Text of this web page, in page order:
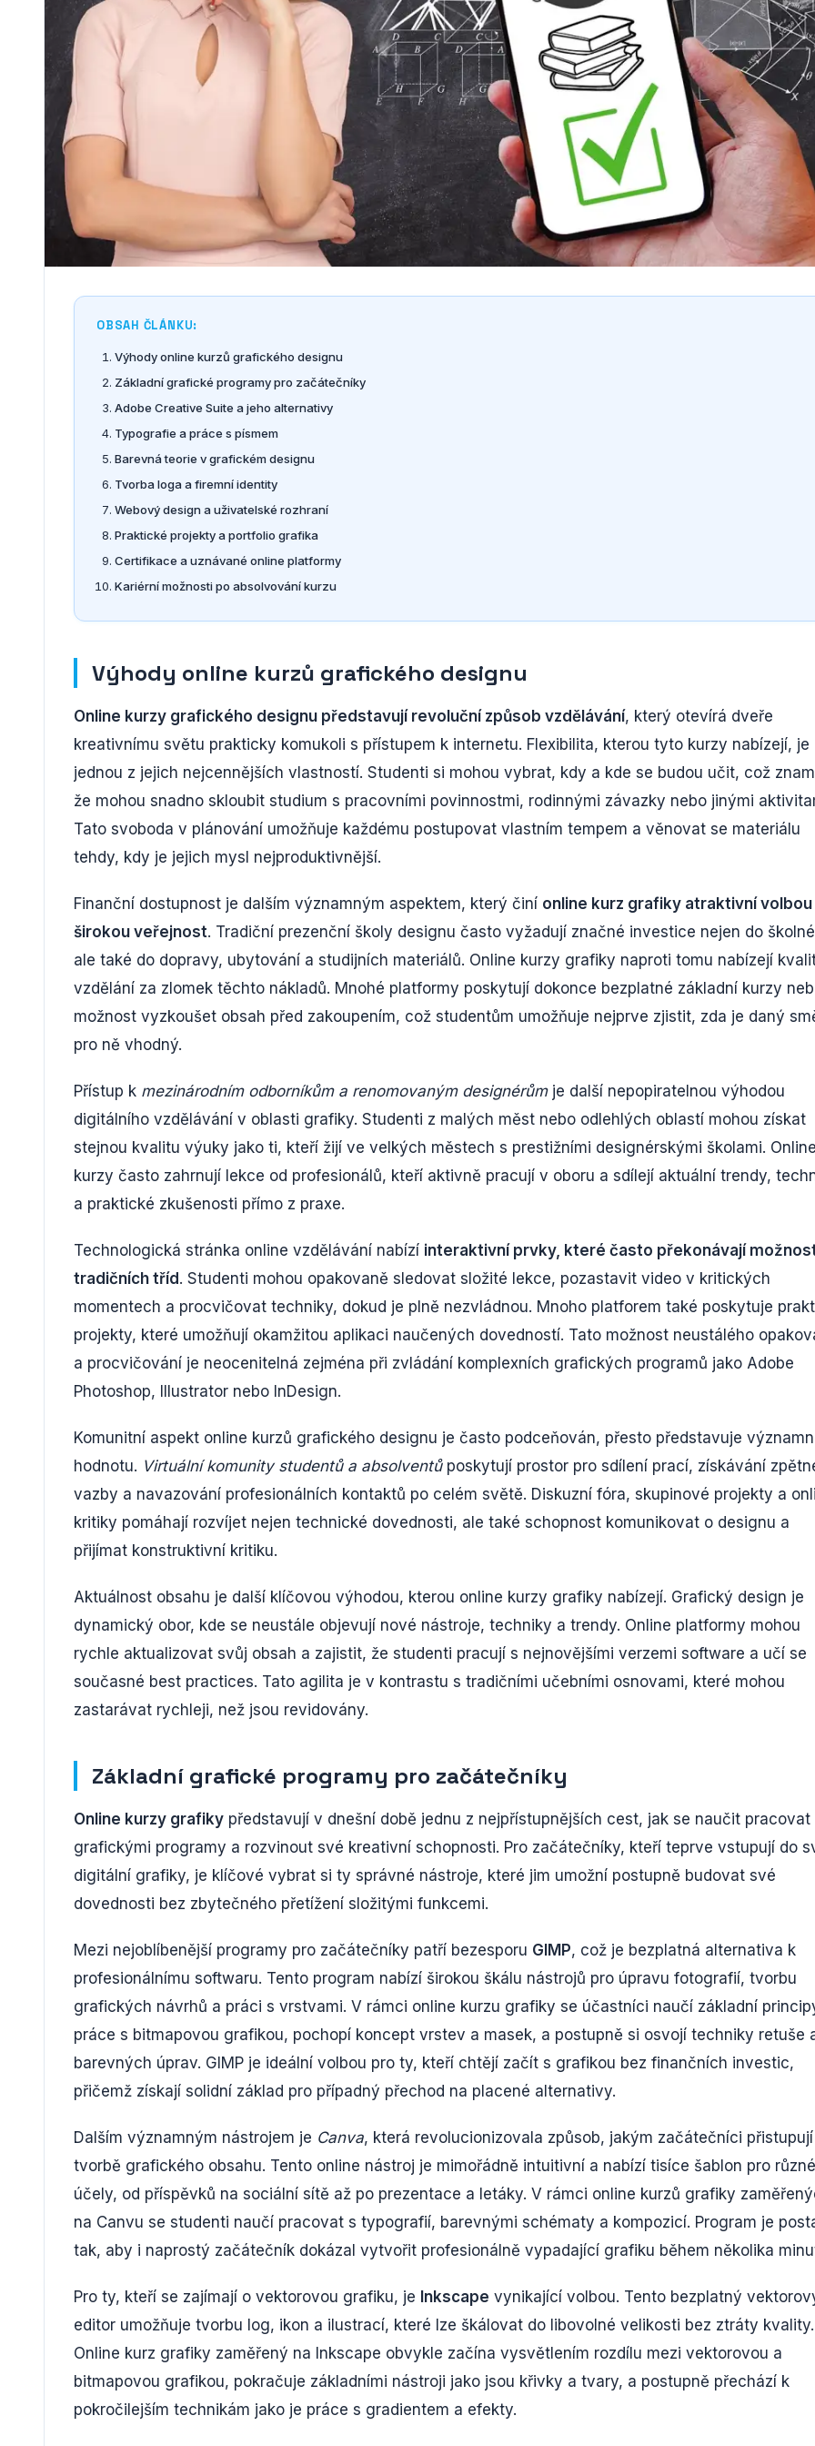
OBSAH ČLÁNKU:
Výhody online kurzů grafického designu
Základní grafické programy pro začátečníky
Adobe Creative Suite a jeho alternativy
Typografie a práce s písmem
Barevná teorie v grafickém designu
Tvorba loga a firemní identity
Webový design a uživatelské rozhraní
Praktické projekty a portfolio grafika
Certifikace a uznávané online platformy
Kariérní možnosti po absolvování kurzu
Výhody online kurzů grafického designu
Online kurzy grafického designu představují revoluční způsob vzdělávání, který otevírá dveře
kreativnímu světu prakticky komukoli s přístupem k internetu. Flexibilita, kterou tyto kurzy nabízejí, je
jednou z jejich nejcennějších vlastností. Studenti si mohou vybrat, kdy a kde se budou učit, což
že mohou snadno skloubit studium s pracovními povinnostmi, rodinnými závazky nebo jinými
Tato svoboda v plánování umožňuje každému postupovat vlastním tempem a věnovat se materiálu
tehdy, kdy je jejich mysl nejproduktivnější.
Finanční dostupnost je dalším významným aspektem, který činí online kurz grafiky atraktivní
širokou veřejnost. Tradiční prezenční školy designu často vyžadují značné investice nejen do
ale také do dopravy, ubytování a studijních materiálů. Online kurzy grafiky naproti tomu nabízejí
vzdělání za zlomek těchto nákladů. Mnohé platformy poskytují dokonce bezplatné základní kurzy
možnost vyzkoušet obsah před zakoupením, což studentům umožňuje nejprve zjistit, zda je daný
pro ně vhodný.
Přístup k mezinárodním odborníkům a renomovaným designérůmje další nepopiratelnou výhodou
digitálního vzdělávání v oblasti grafiky. Studenti z malých měst nebo odlehlých oblastí mohou získat
stejnou kvalitu výuky jako ti, kteří žijí ve velkých městech s prestižními designérskými školami. Online
kurzy často zahrnují lekce od profesionálů, kteří aktivně pracují v oboru a sdílejí aktuální trendy,
a praktické zkušenosti přímo z praxe.
Technologická stránka online vzdělávání nabízí interaktivní prvky, které často překonávají
tradičních tříd. Studenti mohou opakovaně sledovat složité lekce, pozastavit video v kritických
momentech a procvičovat techniky, dokud je plně nezvládnou. Mnoho platforem také poskytuje
projekty, které umožňují okamžitou aplikaci naučených dovedností. Tato možnost neustálého
a procvičování je neocenitelná zejména při zvládání komplexních grafických programů jako Adobe
Photoshop, Illustrator nebo InDesign.
Komunitní aspekt online kurzů grafického designu je často podceňován, přesto představuje
hodnotu. Virtuální komunity studentů a absolventůposkytují prostor pro sdílení prací, získávání
vazby a navazování profesionálních kontaktů po celém světě. Diskuzní fóra, skupinové projekty a
kritiky pomáhají rozvíjet nejen technické dovednosti, ale také schopnost komunikovat o designu a
přijímat konstruktivní kritiku.
Aktuálnost obsahu je další klíčovou výhodou, kterou online kurzy grafiky nabízejí. Grafický design je
dynamický obor, kde se neustále objevují nové nástroje, techniky a trendy. Online platformy mohou
rychle aktualizovat svůj obsah a zajistit, že studenti pracují s nejnovějšími verzemi software a učí se
současné best practices. Tato agilita je v kontrastu s tradičními učebními osnovami, které mohou
zastarávat rychleji, než jsou revidovány.
Základní grafické programy pro začátečníky
Online kurzy grafiky představují v dnešní době jednu z nejpřístupnějších cest, jak se naučit pracovat
grafickými programy a rozvinout své kreativní schopnosti. Pro začátečníky, kteří teprve vstupují do
digitální grafiky, je klíčové vybrat si ty správné nástroje, které jim umožní postupně budovat své
dovednosti bez zbytečného přetížení složitými funkcemi.
Mezi nejoblíbenější programy pro začátečníky patří bezesporu GIMP, což je bezplatná alternativa k
profesionálnímu softwaru. Tento program nabízí širokou škálu nástrojů pro úpravu fotografií, tvorbu
grafických návrhů a práci s vrstvami. V rámci online kurzu grafiky se účastníci naučí základní
práce s bitmapovou grafikou, pochopí koncept vrstev a masek, a postupně si osvojí techniky retuše
barevných úprav. GIMP je ideální volbou pro ty, kteří chtějí začít s grafikou bez finančních investic,
přičemž získají solidní základ pro případný přechod na placené alternativy.
Dalším významným nástrojem je Canva, která revolucionizovala způsob, jakým začátečníci
tvorbě grafického obsahu. Tento online nástroj je mimořádně intuitivní a nabízí tisíce šablon pro různé
účely, od příspěvků na sociální sítě až po prezentace a letáky. V rámci online kurzů grafiky
na Canvu se studenti naučí pracovat s typografií, barevnými schématy a kompozicí. Program je
tak, aby i naprostý začátečník dokázal vytvořit profesionálně vypadající grafiku během několika
Pro ty, kteří se zajímají o vektorovou grafiku, je Inkscape vynikající volbou. Tento bezplatný
editor umožňuje tvorbu log, ikon a ilustrací, které lze škálovat do libovolné velikosti bez ztráty kvality.
Online kurz grafiky zaměřený na Inkscape obvykle začína vysvětlením rozdílu mezi vektorovou a
bitmapovou grafikou, pokračuje základními nástroji jako jsou křivky a tvary, a postupně přechází k
pokročilejším technikám jako je práce s gradientem a efekty.